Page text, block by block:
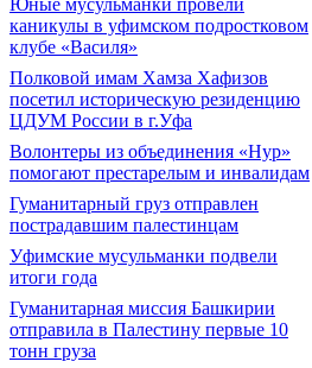
Юные мусульманки провели
каникулы в уфимском подростковом
клубе «Василя»
Полковой имам Хамза Хафизов
посетил историческую резиденцию
ЦДУМ России в г.Уфа
Волонтеры из объединения «Нур»
помогают престарелым и инвалидам
Гуманитарный груз отправлен
пострадавшим палестинцам
Уфимские мусульманки подвели
итоги года
Гуманитарная миссия Башкирии
отправила в Палестину первые 10
тонн груза